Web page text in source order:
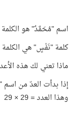
اسم "مُحَمَّدٌ" هو الكلمة رقم 2368 من بداية سورة
كلمة "نَفْسٍ" هي الكلمة رقم 3208 من بداية سورة
ماذا تعني لك هذه
وهذا العدد = 29 × 29